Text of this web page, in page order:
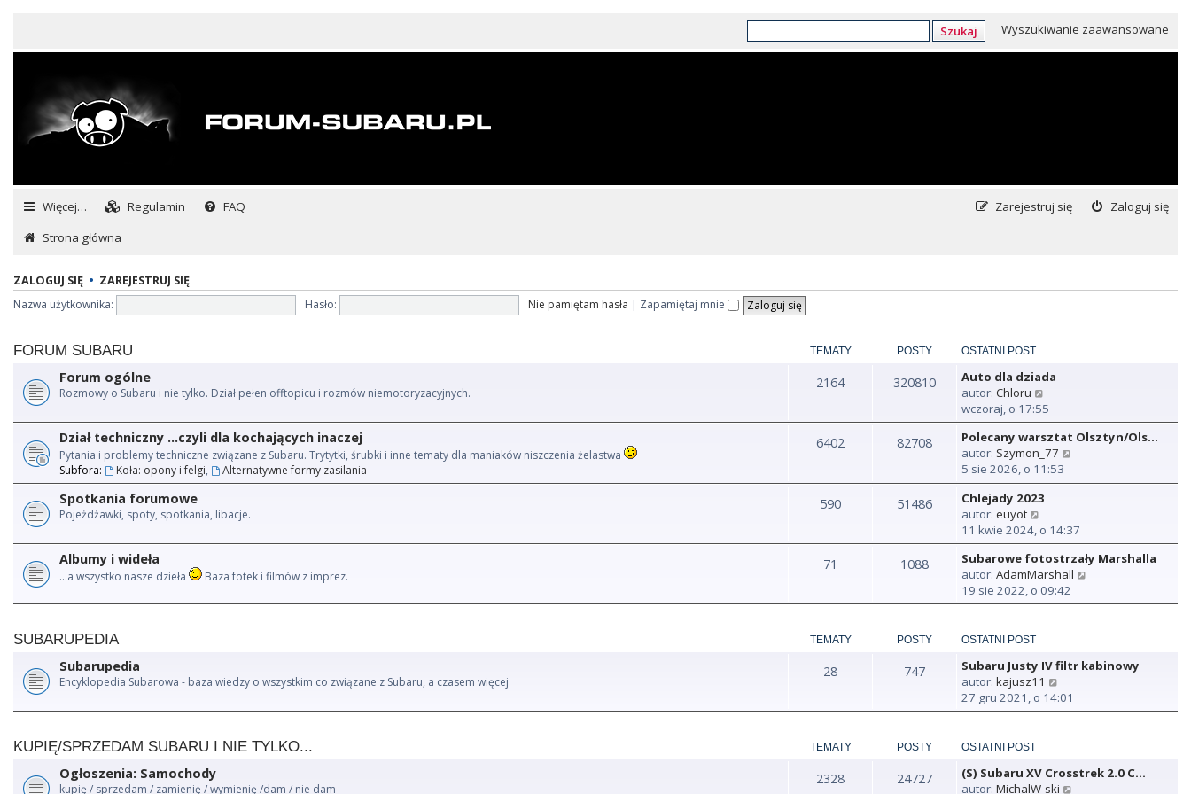
Szukaj Wyszukiwanie zaawansowane
Więcej… Regulamin FAQ Zaloguj się
Zarejestruj się
Strona główna
ZALOGUJ SIĘ • ZAREJESTRUJ SIĘ
Nazwa użytkownika:
Hasło: Nie pamiętam hasła | Zapamiętaj mnie
FORUM SUBARU TEMATY POSTY OSTATNI POST
Forum ogólne
Rozmowy o Subaru i nie tylko. Dział pełen offtopicu i rozmów niemotoryzacyjnych.
2164 320810
Auto dla dziada
autor: Chloru
y
ś
w
i
e
t
a
n
o
w
p
o
s
t
wczoraj, o 17:55
Dział techniczny ...czyli dla kochających inaczej
Pytania i problemy techniczne związane z Subaru. Trytytki, śrubki i inne tematy dla maniaków niszczenia żelastwa
Subfora:
Koła: opony i felgi, Alternatywne formy zasilania
6402 82708
Polecany warsztat Olsztyn/Ols…
autor: Szymon_77
ś
e
t
l
n
s
y
t
5 sie 2026, o 11:53
Spotkania forumowe
Pojeżdżawki, spoty, spotkania, libacje.
590 51486
Chlejady 2023
autor: euyot
y
ś
w
i
e
t
j
n
o
y
p
11 kwie 2024, o 14:37
Albumy i wideła
...a wszystko nasze dzieła Baza fotek i filmów z imprez.
71 1088
Subarowe fotostrzały Marshalla
autor: AdamMarshall
ś
t
a
w
19 sie 2022, o 09:42
SUBARUPEDIA TEMATY POSTY OSTATNI POST
Subarupedia
Encyklopedia Subarowa - baza wiedzy o wszystkim co związane z Subaru, a czasem więcej
28 747
Subaru Justy IV filtr kabinowy
autor: kajusz11
y
ś
t
27 gru 2021, o 14:01
KUPIĘ/SPRZEDAM SUBARU I NIE TYLKO... TEMATY POSTY OSTATNI POST
Ogłoszenia: Samochody
kupię / sprzedam / zamienię / wymienię /dam / nie dam
2328 24727
(S) Subaru XV Crosstrek 2.0 C…
autor: MichalW-ski